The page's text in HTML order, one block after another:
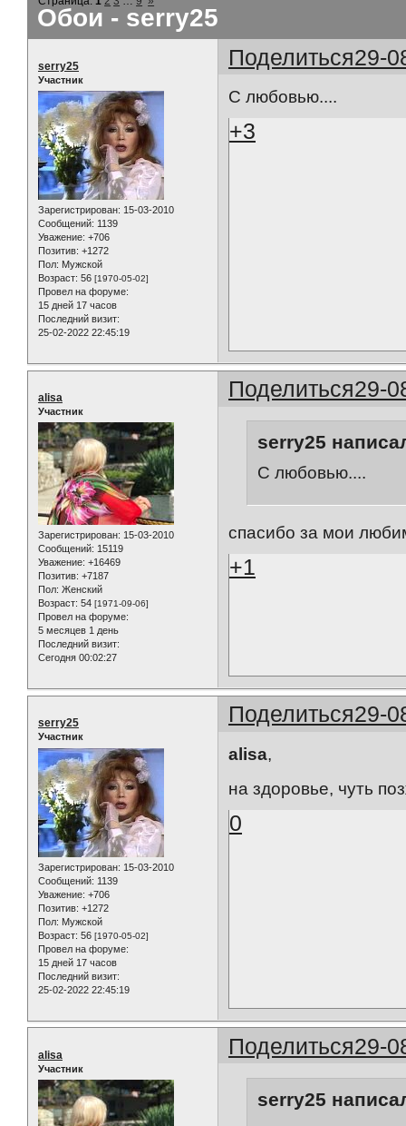
Обои - serry25
Поделиться29-
serry25
Участник
Зарегистрирован: 15-03-2010
Сообщений: 1139
Уважение: +706
Позитив: +1272
Пол: Мужской
Возраст: 56 [1970-05-02]
Провел на форуме:
15 дней 17 часов
Последний визит:
25-02-2022 22:45:19
С любовью....
+3
Поделиться29-
alisa
Участник
Зарегистрирован: 15-03-2010
Сообщений: 15119
Уважение: +16469
Позитив: +7187
Пол: Женский
Возраст: 54 [1971-09-06]
Провел на форуме:
5 месяцев 1 день
Последний визит:
Сегодня 00:02:27
serry25
С любовью....
спасибо за мои
+1
Поделиться29-
serry25
Участник
Зарегистрирован: 15-03-2010
Сообщений: 1139
Уважение: +706
Позитив: +1272
Пол: Мужской
Возраст: 56 [1970-05-02]
Провел на форуме:
15 дней 17 часов
Последний визит:
25-02-2022 22:45:19
alisa,
на здоровье, чуть
0
Поделиться29-
alisa
Участник
serry25